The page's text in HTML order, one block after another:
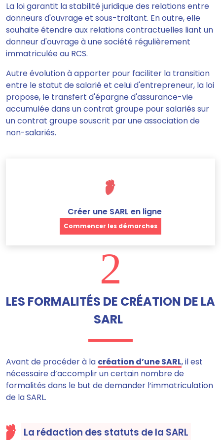
La loi garantit la stabilité juridique des relations entre
donneurs d'ouvrage et sous-traitant. En outre, elle
souhaite étendre aux relations contractuelles liant un
donneur d'ouvrage à une société régulièrement
immatriculée au RCS.
Autre évolution à apporter pour faciliter la transition
entre le statut de salarié et celui d'entrepreneur, la loi
propose, le transfert d'épargne d'assurance-vie
accumulée dans un contrat groupe pour salariés sur
un contrat groupe souscrit par une association de
non-salariés.
Créer une SARL en ligne
Commencer les démarches
2
LES FORMALITÉS DE CRÉATION DE LA
SARL
Avant de procéder à la création d’une SARL, il est
nécessaire d’accomplir un certain nombre de
formalités dans le but de demander l’immatriculation
de la SARL.
La rédaction des statuts de la SARL